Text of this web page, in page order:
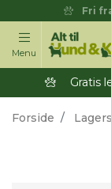
Fri
Menu
Gratis
Forside